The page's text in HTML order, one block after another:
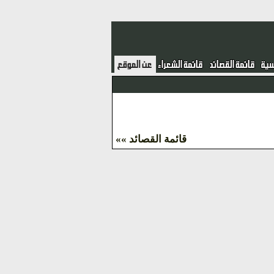
قائمة القصائد »»